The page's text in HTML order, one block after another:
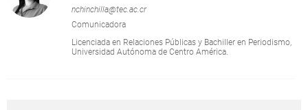
nchinchilla@tec.ac.cr
Comunicadora
Licenciada en Relaciones Públicas y Bachiller en Periodismo,
Universidad Autónoma de Centro América.